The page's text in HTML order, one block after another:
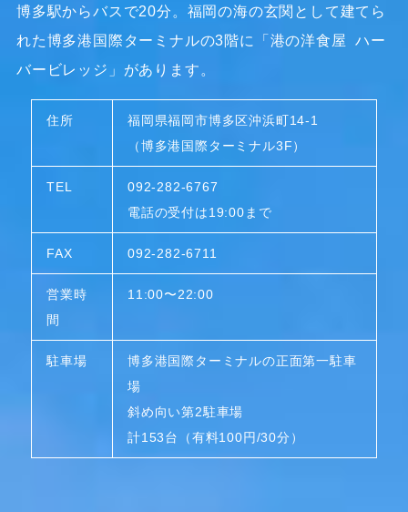
博多駅からバスで20分。福岡の海の玄関として建てら
れた博多港国際ターミナルの3階に「港の洋食屋 ハー
バービレッジ」があります。
住所
福岡県福岡市博多区沖浜町14-1
（博多港国際ターミナル3F）
TEL
092-282-6767
電話の受付は19:00まで
FAX 092-282-6711
営業時
間
11:00〜22:00
駐車場
博多港国際ターミナルの正面第一駐車
場
斜め向い第2駐車場
計153台（有料100円/30分）